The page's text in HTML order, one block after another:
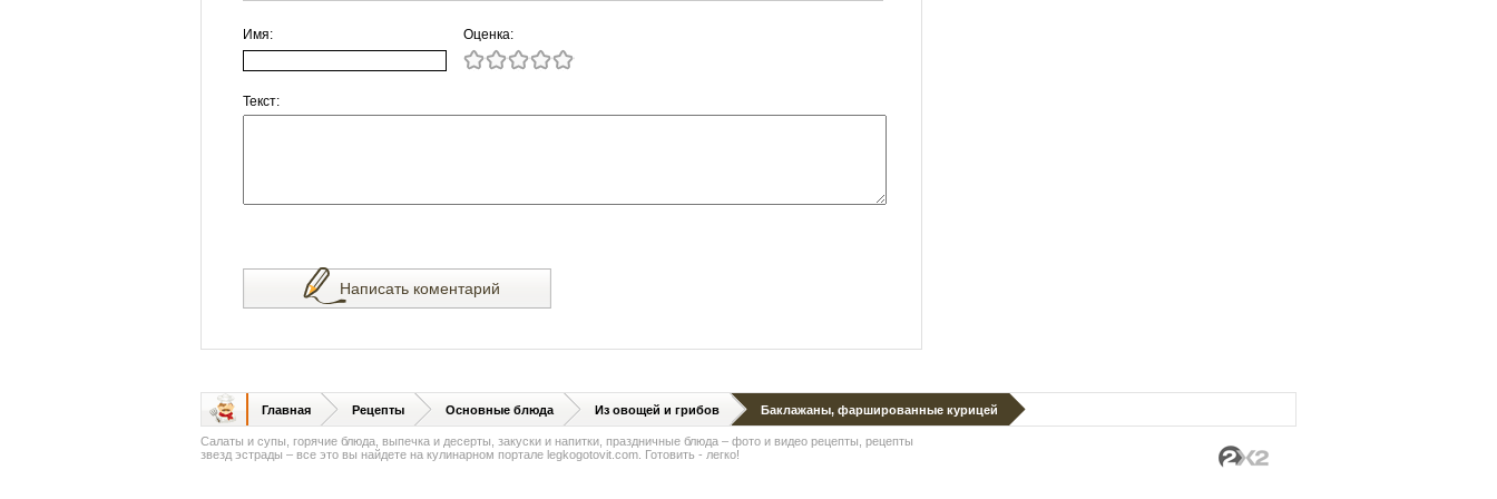
Имя: Оценка:
Текст:
Написать коментарий
Главная Рецепты Основные блюда Из овощей и грибов Баклажаны, фаршированные курицей
Салаты и супы, горячие блюда, выпечка и десерты, закуски и напитки, праздничные блюда – фото и видео рецепты, рецепты
звезд эстрады – все это вы найдете на кулинарном портале legkogotovit.com. Готовить - легко!